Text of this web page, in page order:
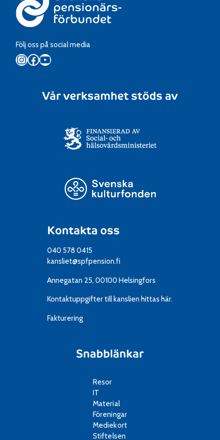
Följ oss på social media
Instagram
Facebook
YouTube
Kontakta oss
040 578 0415
kansliet@spfpension.fi
Annegatan 25, 00100 Helsingfors
Kontaktuppgifter till kanslien hittas här.
Fakturering
Snabblänkar
Resor
IT
Material
Föreningar
Mediekort
Stiftelsen
Vår verksamhet stöds av